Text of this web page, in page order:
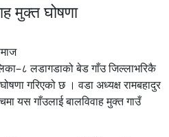
मुक्त घोषणा
लडागडाको बेड गाँउ जिल्लाभरिकै
गरिएको छ । वडा अध्यक्ष रामबहादुर
यस गाँउलाई बालविवाह मुक्त गाउँ